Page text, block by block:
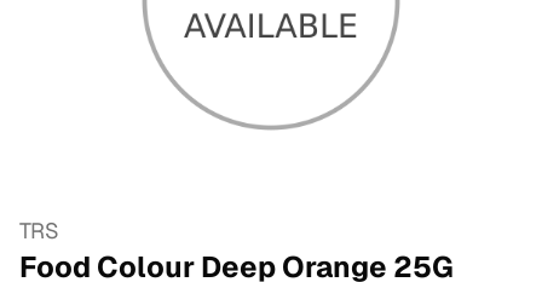
TRS
Food Colour Deep Orange 25G